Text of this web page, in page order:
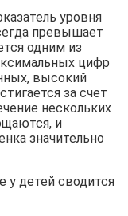
уровня
превышает
одним из
цифр
высокий
за счет
нескольких
и
значительно
у детей сводится